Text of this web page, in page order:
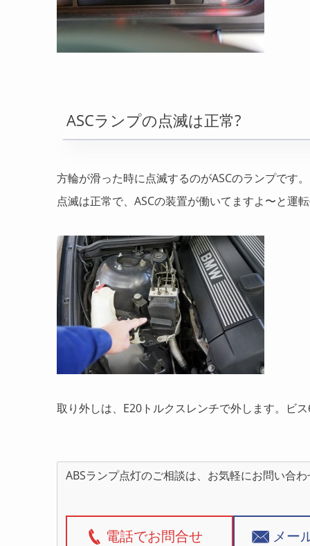
ASCランプの点滅は正常?
方輪が滑った時に点滅するのがASCのランプです。
点滅は正常で、ASCの装置が働いてますよ〜と運
取り外しは、E20トルクスレンチで外します。ビ
ABSランプ点灯のご相談は、お気軽にお問い合
電話でお問合せ メー